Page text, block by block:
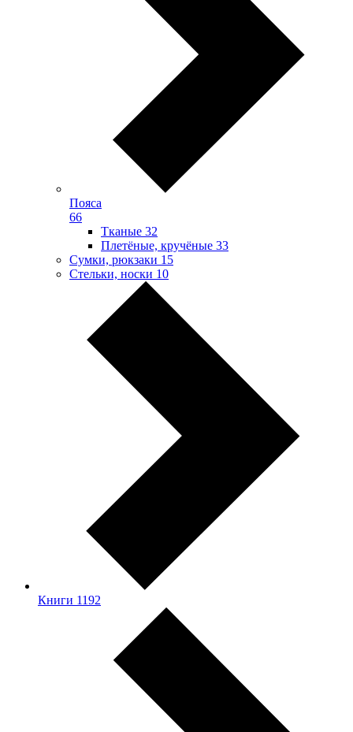
Пояса
66
Тканые 32
Плетёные, кручёные 33
Сумки, рюкзаки 15
Стельки, носки 10
Книги 1192